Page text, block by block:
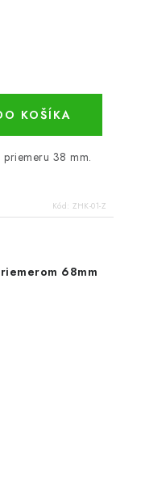
KOŠÍKA
38 mm.
Kód: ZHK-01-Z
68mm